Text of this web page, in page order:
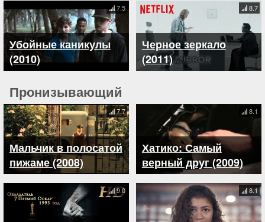
Убойные каникулы
(2010)
7.5
Черное зеркало
(2011)
8.7
Пронизывающий
Мальчик в полосатой
пижаме (2008)
7.7
Хатико: Самый
верный друг (2009)
8.1
9.0 8.1